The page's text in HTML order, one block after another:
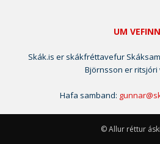
UM VEFINN
Skák.is er skákfréttavefur
Björnsson er ritsjóri
Hafa samband:
© Allur réttur